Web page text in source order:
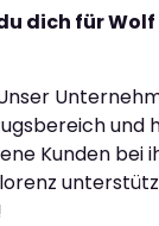
dich für
und
Kunden bei